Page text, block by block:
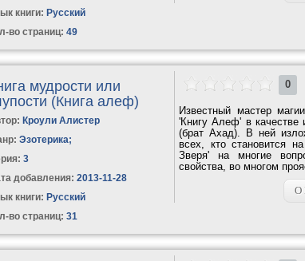
книги: Русский
во страниц: 49
мудрости или
(Книга алеф)
Кроули Алистер
Эзотерика;
3
добавления: 2013-11-28
книги: Русский
во страниц: 31
0
Известный мастер
'Книгу Алеф' в качестве
(брат Ахад). В ней
всех, кто становится
Зверя' на многие
свойства, во многом
О